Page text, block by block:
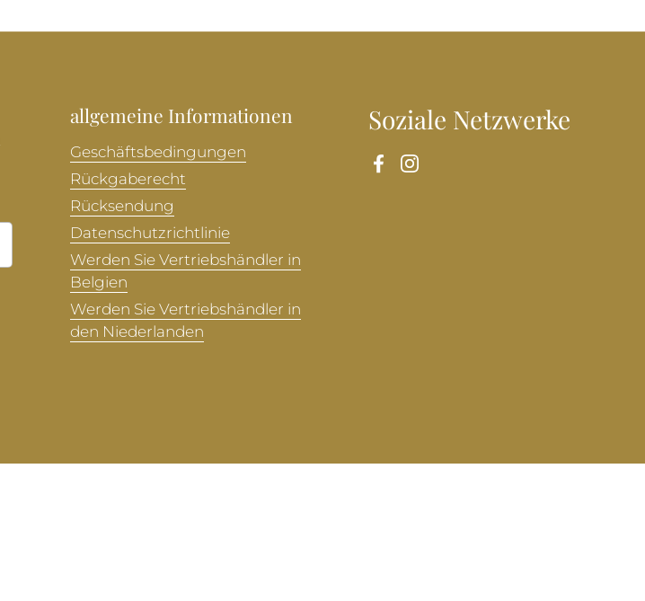
allgemeine Informationen
Geschäftsbedingungen
Rückgaberecht
Rücksendung
Datenschutzrichtlinie
Werden Sie Vertriebshändler in
Belgien
Werden Sie Vertriebshändler in
den Niederlanden
Soziale Netzwerke
Facebook
Instagram